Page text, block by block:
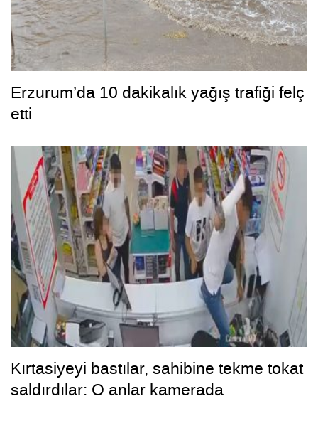
Erzurum’da 10 dakikalık yağış trafiği felç
etti
Kırtasiyeyi bastılar, sahibine tekme tokat
saldırdılar: O anlar kamerada